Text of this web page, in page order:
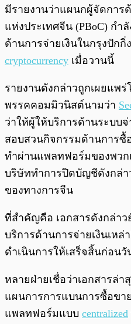
พร้อมเล่น
มีรายงานว่าแผนกผู้จัดการ
แห่งประเทศจีน (PBoC) กำ
ด้านการจ่ายเงินในกรุงปัก
cryptocurrency เมื่อวานนี้
รายงานดังกล่าวถูกเผยแพ
พรรคคอมมิวนิสต์นามว่า
ว่าให้ผู้ให้บริการด้านระบบ
สอบสวนกิจกรรมด้านการซื้
ทำผ่านแพลทฟอร์มของพว
บริษัททำการปิดบัญชีดังกล่า
ของทางการจีน
ที่สำคัญคือ เอกสารดังกล่า
บริการด้านการจ่ายเงินเหล่
ดำเนินการให้เสร็จสิ้นก่อน
หลายฝ่ายเชื่อว่าเอกสารล่
แผนการการแบนการซื้อขา
แพลทฟอร์มแบบ centralized